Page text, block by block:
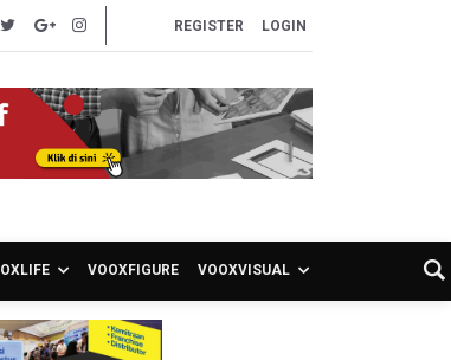
REGISTER LOGIN
VOOXFIGURE VOOXVISUAL